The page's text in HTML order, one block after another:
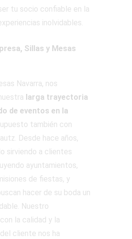
tu socio confiable en la
inolvidables.
Sillas y Mesas
Navarra, nos
larga trayectoria
de eventos en la
también con
Desde hace años,
sirviendo a clientes
ayuntamientos,
de fiestas, y
hacer de su boda un
Nuestro
la calidad y la
cliente nos ha